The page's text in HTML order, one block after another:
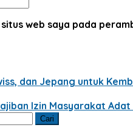
web saya pada
dan Jepang untuk
Izin Masyarakat